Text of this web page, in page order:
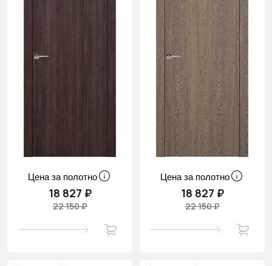
Цена за полотно
18 827 ₽
22 150 ₽
Цена за полотно
18 827 ₽
22 150 ₽